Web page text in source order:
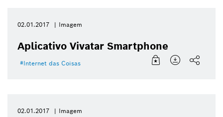
02.01.2017 Imagem
Aplicativo Vivatar Smartphone
Internet das Coisas
02.01.2017 Imagem